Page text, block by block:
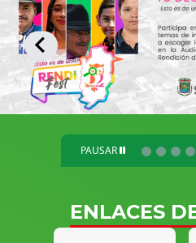
PAUSAR
ENLACES